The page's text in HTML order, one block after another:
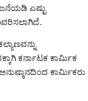
ಎಷ್ಟು
ಕರ್ನಾಟಕ ಕಾರ್ಮಿಕ
ಕಾರ್ಮಿಕರು